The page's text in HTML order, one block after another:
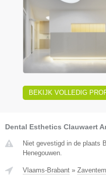
BEKIJK VOLLEDIG
Dental Esthetics Clauwaert
Niet gevestigd in de plaats
Henegouwen.
Vlaams-Brabant » Zaventem